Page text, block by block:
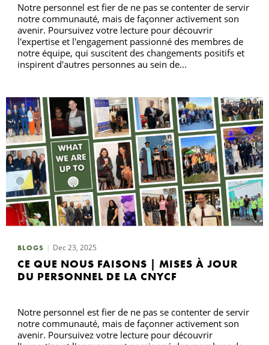
Notre personnel est fier de ne pas se contenter de servir
notre communauté, mais de façonner activement son
avenir. Poursuivez votre lecture pour découvrir
l'expertise et l'engagement passionné des membres de
notre équipe, qui suscitent des changements positifs et
inspirent d'autres personnes au sein de...
BLOGS Dec 23, 2025
CE QUE NOUS FAISONS | MISES À JOUR
DU PERSONNEL DE LA CNYCF
Notre personnel est fier de ne pas se contenter de servir
notre communauté, mais de façonner activement son
avenir. Poursuivez votre lecture pour découvrir